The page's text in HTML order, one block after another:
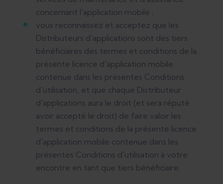
concernant l'application mobile ;
vous reconnaissez et acceptez que les
Distributeurs d'applications sont des tiers
bénéficiaires des termes et conditions de la
présente licence d'application mobile
contenue dans les présentes Conditions
d'utilisation, et que chaque Distributeur
d'applications aura le droit (et sera réputé
avoir accepté le droit) de faire valoir les
termes et conditions de la présente licence
d'application mobile contenue dans les
présentes Conditions d'utilisation à votre
encontre en tant que tiers bénéficiaire.